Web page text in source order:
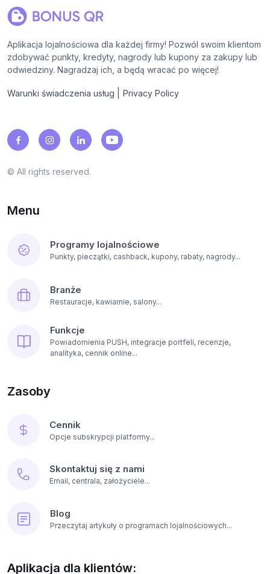
Aplikacja lojalnościowa dla każdej firmy! Pozwól swoim klientom
zdobywać punkty, kredyty, nagrody lub kupony za zakupy lub
odwiedziny. Nagradzaj ich, a będą wracać po więcej!
Warunki świadczenia usług Privacy Policy
© All rights reserved.
Menu
Programy lojalnościowe
Punkty, pieczątki, cashback, kupony, rabaty, nagrody...
Branże
Restauracje, kawiarnie, salony...
Funkcje
Powiadomienia PUSH, integracje portfeli, recenzje,
analityka, cennik online...
Zasoby
Cennik
Opcje subskrypcji platformy...
Skontaktuj się z nami
Email, centrala, założyciele...
Blog
Przeczytaj artykuły o programach lojalnościowych...
Aplikacja dla klientów: